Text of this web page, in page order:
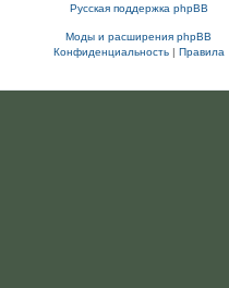
Русская поддержка phpBB
Моды и расширения phpBB
Конфиденциальность| Правила